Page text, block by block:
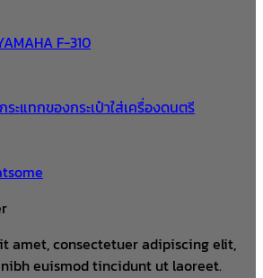
F-310
ะแทกของกระเป๋าใส่เครื่องดนตรี
amet, consectetuer adipiscing elit,
euismod tincidunt ut laoreet.